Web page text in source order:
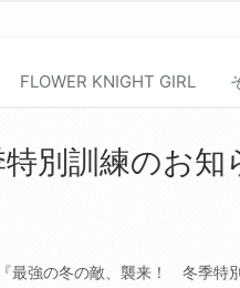
FLOWER KNIGHT GIRL
特別訓練のお
『最強の冬の敵、襲来！ 冬季特